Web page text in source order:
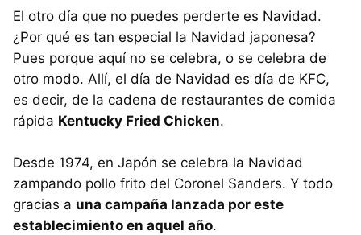
El otro día que no puedes perderte es Navidad.
¿Por qué es tan especial la Navidad japonesa?
Pues porque aquí no se celebra, o se celebra de
otro modo. Allí, el día de Navidad es día de KFC,
es decir, de la cadena de restaurantes de comida
rápida Kentucky Fried Chicken.
Desde 1974, en Japón se celebra la Navidad
zampando pollo frito del Coronel Sanders. Y todo
gracias a una campaña lanzada por este
establecimiento en aquel año.